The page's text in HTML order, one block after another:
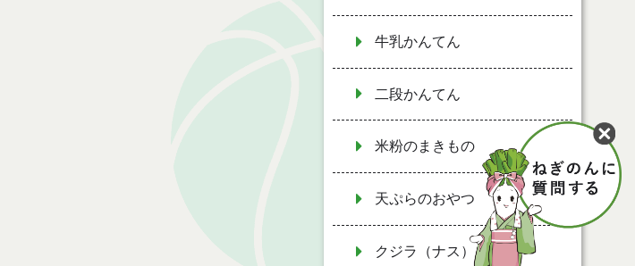
牛乳かんてん
二段かんてん
米粉のまきもの
天ぷらのおやつ
クジラ（ナス）貝焼き